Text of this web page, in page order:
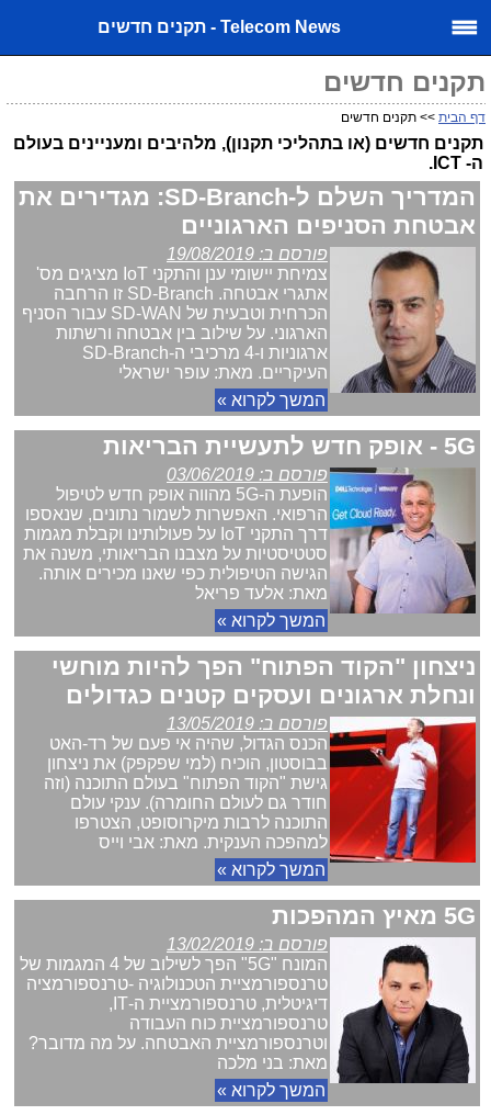
Telecom News - תקנים חדשים
תקנים חדשים
דף הבית >> תקנים חדשים
תקנים חדשים (או בתהליכי תקנון), מלהיבים ומעניינים בעולם
ה- ICT.
המדריך השלם ל-SD-Branch: מגדירים את
אבטחת הסניפים הארגוניים
פורסם ב: 19/08/2019
צמיחת יישומי ענן והתקני IoT מציגים מס'
אתגרי אבטחה. SD-Branch זו הרחבה
הכרחית וטבעית של SD-WAN עבור הסניף
הארגוני. על שילוב בין אבטחה ורשתות
ארגוניות ו-4 מרכיבי ה-SD-Branch
העיקריים. מאת: עופר ישראלי
המשך לקרוא »
5G - אופק חדש לתעשיית הבריאות
פורסם ב: 03/06/2019
הופעת ה-5G מהווה אופק חדש לטיפול
הרפואי. האפשרות לשמור נתונים, שנאספו
דרך התקני IoT על פעולותינו וקבלת מגמות
סטטיסטיות על מצבנו הבריאותי, משנה את
הגישה הטיפולית כפי שאנו מכירים אותה.
מאת: אלעד פריאל
המשך לקרוא »
ניצחון "הקוד הפתוח" הפך להיות מוחשי
ונחלת ארגונים ועסקים קטנים כגדולים
פורסם ב: 13/05/2019
הכנס הגדול, שהיה אי פעם של רד-האט
בבוסטון, הוכיח (למי שפקפק) את ניצחון
גישת "הקוד הפתוח" בעולם התוכנה (וזה
חודר גם לעולם החומרה). ענקי עולם
התוכנה לרבות מיקרוסופט, הצטרפו
למהפכה הענקית. מאת: אבי וייס
המשך לקרוא »
5G מאיץ המהפכות
פורסם ב: 13/02/2019
המונח "5G" הפך לשילוב של 4 המגמות של
טרנספורמציית הטכנולוגיה -טרנספורמציה
דיגיטלית, טרנספורמציית ה-IT,
טרנספורמציית כוח העבודה
וטרנספורמציית האבטחה. על מה מדובר?
מאת: בני מלכה
המשך לקרוא »